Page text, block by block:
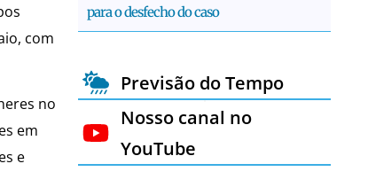
com
no
em
e
para o desfecho do caso
Previsão do Tempo
Nosso canal no
YouTube